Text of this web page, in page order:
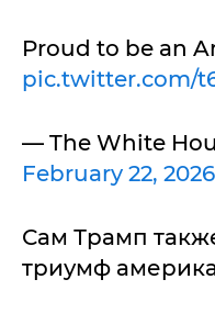
Proud to be an
pic.twitter.com/
— The White
February 22, 2026
Сам Трамп
триумф